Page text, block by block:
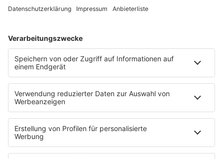
Vielseitigkeit auf unserer kleinen Weltreise zu erleben –
Sie an der Reihe, dieses faszinierende Getränk noch mehr
STARTSEITE
SERVICE
Kontakt